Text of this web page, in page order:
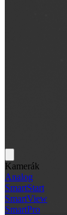
Kamerák
Analog
SmartStart
SmartView
SmartPro